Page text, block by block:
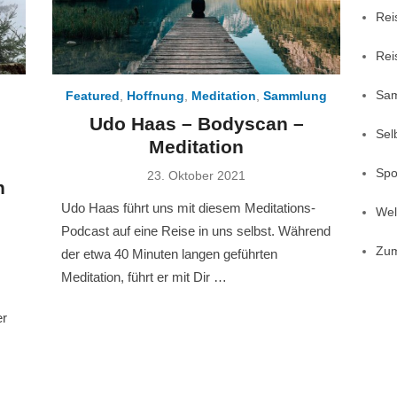
Featured Hoffnung Meditation Sammlung
Udo Haas – Bodyscan –
Meditation
Posted
23. Oktober 2021
Udo Haas führt uns mit diesem Meditations-
Podcast auf eine Reise in uns selbst. Während
der etwa 40 Minuten langen geführten
Meditation, führt er mit Dir …